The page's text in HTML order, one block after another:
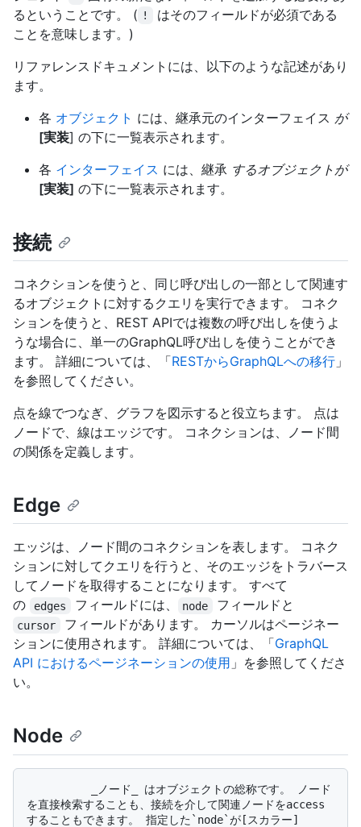
るということです。 ( !
はそのフィールドが必須である
ことを意味します。)
リファレンスドキュメントには、以下のような記述があり
ます。
各 オブジェクト には、継承元のインターフェイス が
[実装] の下に一覧表示されます。
各 インターフェイス には、継承 するオブジェクトが
[実装] の下に一覧表示されます。
接続
コネクションを使うと、同じ呼び出しの一部として関連す
るオブジェクトに対するクエリを実行できます。 コネク
ションを使うと、REST APIでは複数の呼び出しを使うよ
うな場合に、単一のGraphQL呼び出しを使うことができ
ます。 詳細については、「RESTからGraphQLへの移行 」
を参照してください。
点を線でつなぎ、グラフを図示すると役立ちます。 点は
ノードで、線はエッジです。 コネクションは、ノード間
の関係を定義します。
Edge
エッジは、ノード間のコネクションを表します。 コネク
ションに対してクエリを行うと、そのエッジをトラバース
してノードを取得することになります。 すべて
の
edges フィールドには、 node フィールドと
cursor
フィールドがあります。 カーソルはページネー
ションに使用されます。 詳細については、「GraphQL
API におけるページネーションの使用 」を参照してくださ
い。
Node
を直接検索することも、接続を介して関連ノードをaccess
することもできます。 指定した`node`が[スカラー]